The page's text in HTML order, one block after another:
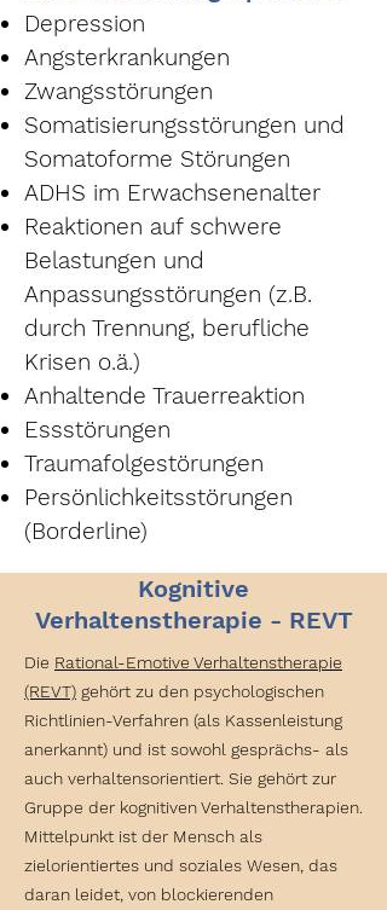
Depression
Angsterkrankungen
Zwangsstörungen
Somatisierungsstörungen und
Somatoforme Störungen
ADHS im Erwachsenenalter
Reaktionen auf schwere
Belastungen und
Anpassungsstörungen (z.B.
durch Trennung, berufliche
Krisen o.ä.)
Anhaltende Trauerreaktion
Essstörungen
Traumafolgestörungen
Persönlichkeitsstörungen
(Borderline)
Kognitive
Verhaltenstherapie - REVT
Die Rational-Emotive Verhaltenstherapie
(REVT) gehört zu den psychologischen
Richtlinien-Verfahren (als Kassenleistung
anerkannt) und ist sowohl gesprächs- als
auch verhaltensorientiert. Sie gehört zur
Gruppe der kognitiven Verhaltenstherapien.
Mittelpunkt ist der Mensch als
zielorientiertes und soziales Wesen, das
daran leidet, von blockierenden